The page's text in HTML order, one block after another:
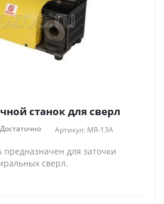
станок для сверл
Достаточно Артикул: MR-13A
предназначен для заточки
сверл.